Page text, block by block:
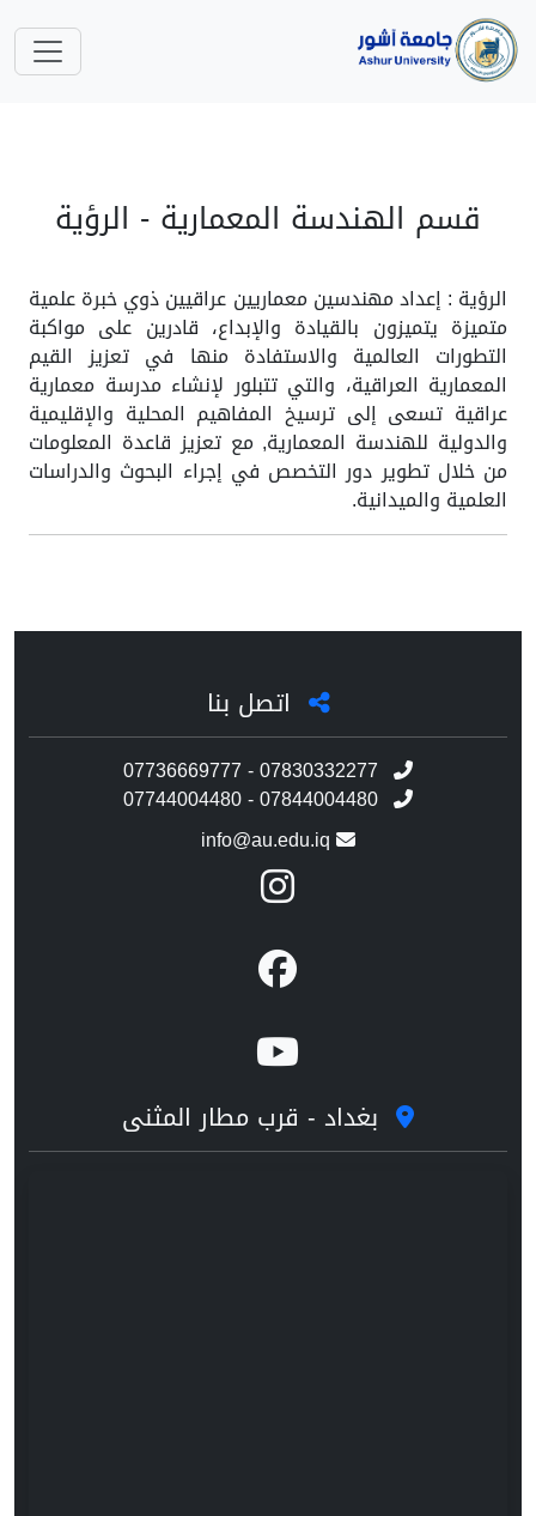
قسم الهندسة المعمارية - الرؤية
الرؤية : إعداد مهندسين معماريين عراقيين ذوي خبرة علمية
متميزة يتميزون بالقيادة والإبداع، قادرين على مواكبة
التطورات العالمية والاستفادة منها في تعزيز القيم
المعمارية العراقية، والتي تتبلور لإنشاء مدرسة معمارية
عراقية تسعى إلى ترسيخ المفاهيم المحلية والإقليمية
والدولية للهندسة المعمارية, مع تعزيز قاعدة المعلومات
من خلال تطوير دور التخصص في إجراء البحوث والدراسات
العلمية والميدانية.
اتصل بنا
07736669777 - 07830332277
07744004480 - 07844004480
info@au.edu.iq
بغداد - قرب مطار المثنى